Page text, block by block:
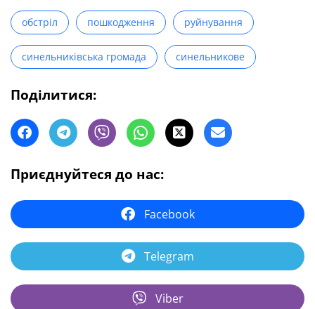
обстріл пошкодження руйнування
синельниківська громада синельникове
Поділитися:
Приєднуйтеся до нас:
Facebook
Telegram
Viber